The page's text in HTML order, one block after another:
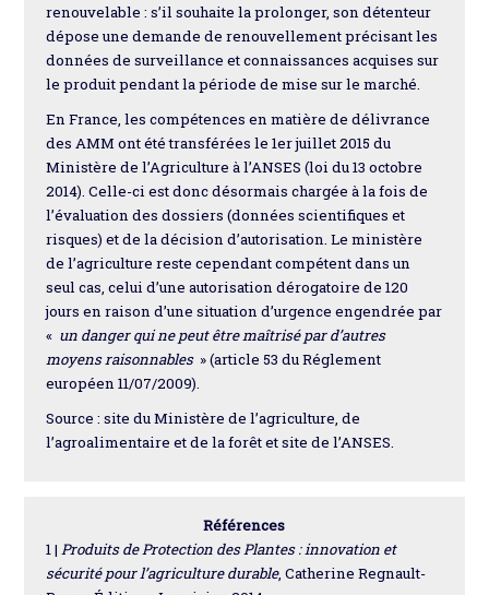
renouvelable : s’il souhaite la prolonger, son détenteur
dépose une demande de renouvellement précisant les
données de surveillance et connaissances acquises sur
le produit pendant la période de mise sur le marché.
En France, les compétences en matière de délivrance
des AMM ont été transférées le 1er juillet 2015 du
Ministère de l’Agriculture à l’ANSES (loi du 13 octobre
2014). Celle-ci est donc désormais chargée à la fois de
l’évaluation des dossiers (données scientifiques et
risques) et de la décision d’autorisation. Le ministère
de l’agriculture reste cependant compétent dans un
seul cas, celui d’une autorisation dérogatoire de 120
jours en raison d’une situation d’urgence engendrée par
« un danger qui ne peut être maîtrisé par d’autres
moyens raisonnables» (article 53 du Réglement
européen 11/07/2009).
Source : site du Ministère de l’agriculture, de
l’agroalimentaire et de la forêt et site de l’ANSES.
Références
1 | Produits de Protection des Plantes : innovation et
sécurité pour l’agriculture durable, Catherine Regnault-